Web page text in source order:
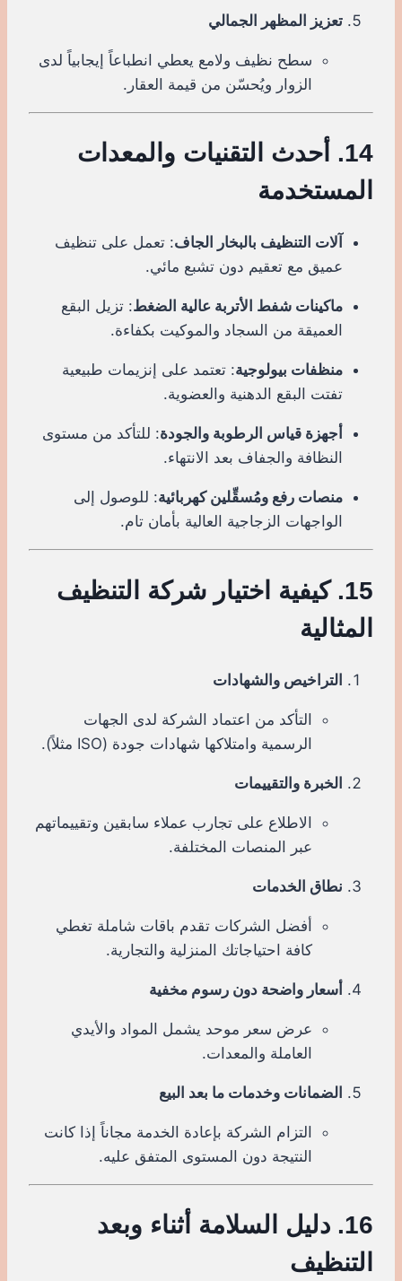
تعزيز المظهر الجمالي
سطح نظيف ولامع يعطي انطباعاً إيجابياً لدى
الزوار ويُحسّن من قيمة العقار.
14. أحدث التقنيات والمعدات
المستخدمة
آلات التنظيف بالبخار الجاف: تعمل على تنظيف
عميق مع تعقيم دون تشبع مائي.
ماكينات شفط الأتربة عالية الضغط: تزيل البقع
العميقة من السجاد والموكيت بكفاءة.
منظفات بيولوجية: تعتمد على إنزيمات طبيعية
تفتت البقع الدهنية والعضوية.
أجهزة قياس الرطوبة والجودة: للتأكد من مستوى
النظافة والجفاف بعد الانتهاء.
منصات رفع ومُسقِّلين كهربائية: للوصول إلى
الواجهات الزجاجية العالية بأمان تام.
15. كيفية اختيار شركة التنظيف
المثالية
التراخيص والشهادات
التأكد من اعتماد الشركة لدى الجهات
الرسمية وامتلاكها شهادات جودة (ISO مثلاً).
الخبرة والتقييمات
الاطلاع على تجارب عملاء سابقين وتقييماتهم
عبر المنصات المختلفة.
نطاق الخدمات
أفضل الشركات تقدم باقات شاملة تغطي
كافة احتياجاتك المنزلية والتجارية.
أسعار واضحة دون رسوم مخفية
عرض سعر موحد يشمل المواد والأيدي
العاملة والمعدات.
الضمانات وخدمات ما بعد البيع
التزام الشركة بإعادة الخدمة مجاناً إذا كانت
النتيجة دون المستوى المتفق عليه.
16. دليل السلامة أثناء وبعد
التنظيف